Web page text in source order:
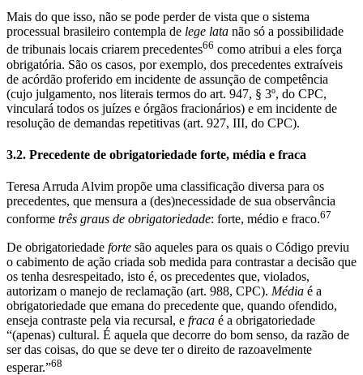
Mais do que isso, não se pode perder de vista que o sistema
processual brasileiro contempla de lege lata não só a possibilidade
de tribunais locais criarem precedentes66 como atribui a eles força
obrigatória. São os casos, por exemplo, dos precedentes extraíveis
de acórdão proferido em incidente de assunção de competência
(cujo julgamento, nos literais termos do art. 947, § 3º, do CPC,
vinculará todos os juízes e órgãos fracionários) e em incidente de
resolução de demandas repetitivas (art. 927, III, do CPC).
3.2. Precedente de obrigatoriedade forte, média e fraca
Teresa Arruda Alvim propõe uma classificação diversa para os
precedentes, que mensura a (des)necessidade de sua observância
conforme três graus de obrigatoriedade: forte, médio e fraco.67
De obrigatoriedade forte são aqueles para os quais o Código previu
o cabimento de ação criada sob medida para contrastar a decisão que
os tenha desrespeitado, isto é, os precedentes que, violados,
autorizam o manejo de reclamação (art. 988, CPC). Média é a
obrigatoriedade que emana do precedente que, quando ofendido,
enseja contraste pela via recursal, e fraca é a obrigatoriedade
“(apenas) cultural. É aquela que decorre do bom senso, da razão de
ser das coisas, do que se deve ter o direito de razoavelmente
esperar.”68